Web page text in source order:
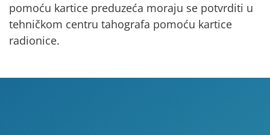
pomoću kartice preduzeća moraju se potvrditi u
tehničkom centru tahografa pomoću kartice
radionice.